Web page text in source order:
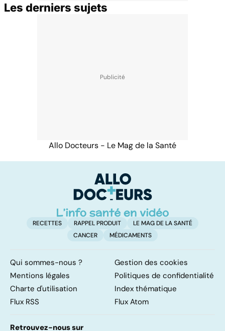
Les derniers sujets
Allo Docteurs - Le Mag de la Santé
RECETTES RAPPEL PRODUIT
LE MAG DE LA SANTÉ
CANCER
MÉDICAMENTS
Qui sommes-nous ?
Gestion des cookies
Mentions légales
Politiques de confidentialité
Charte d'utilisation
Index thématique
Flux RSS
Flux Atom
Retrouvez-nous sur